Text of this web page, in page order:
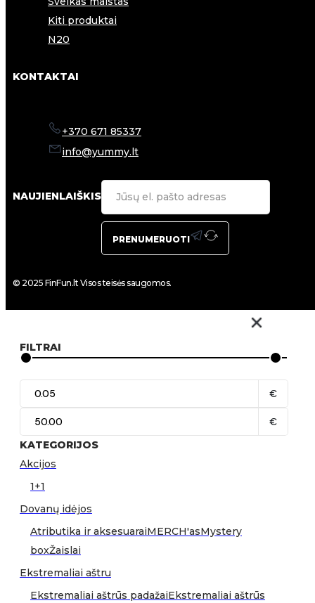
Kiti produktai
N20
KONTAKTAI
+370 671 85337
info@yummy.lt
NAUJIENLAIŠKIS
PRENUMERUOTI
© 2025 FinFun.lt Visos teisės saugomos.
FILTRAI
€
€
KATEGORIJOS
Akcijos
1+1
Dovanų idėjos
Atributika ir aksesuaraiMERCH'asMystery
boxŽaislai
Ekstremaliai aštru
Ekstremaliai aštrūs padažaiEkstremaliai aštrūs